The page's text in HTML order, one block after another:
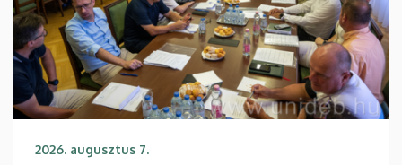
2026. augusztus 7.